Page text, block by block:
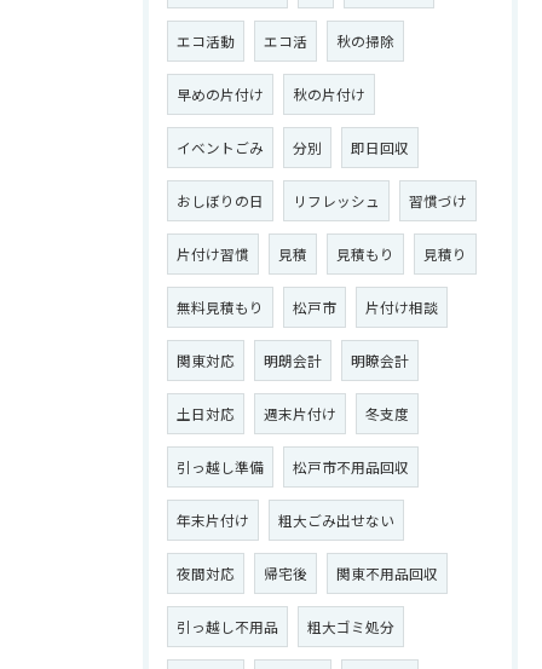
エコ活動 エコ活 秋の掃除
早めの片付け 秋の片付け
イベントごみ 分別 即日回収
おしぼりの日 リフレッシュ 習慣づけ
片付け習慣 見積 見積もり 見積り
無料見積もり 松戸市 片付け相談
関東対応 明朗会計 明瞭会計
土日対応 週末片付け 冬支度
引っ越し準備 松戸市不用品回収
年末片付け 粗大ごみ出せない
夜間対応 帰宅後 関東不用品回収
引っ越し不用品 粗大ゴミ処分